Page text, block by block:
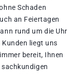
Schaden
an Feiertagen
rund um die Uhr
liegt uns
bereit, Ihnen